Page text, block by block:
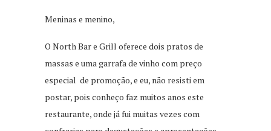
Meninas e menino,
O North Bar e Grill oferece dois pratos de
massas e uma garrafa de vinho com preço
especial de promoção, e eu, não resisti em
postar, pois conheço faz muitos anos este
restaurante, onde já fui muitas vezes com